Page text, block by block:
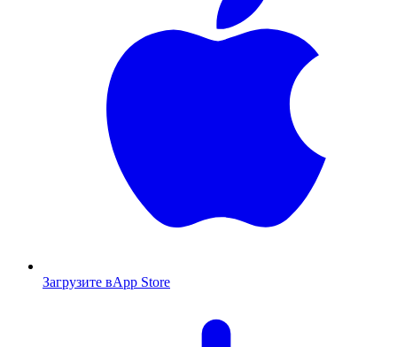
Загрузите вApp Store